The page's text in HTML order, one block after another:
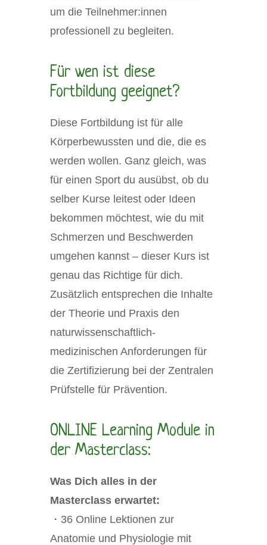
um die Teilnehmer:innen
professionell zu begleiten.
Für wen ist diese
Fortbildung geeignet?
Diese Fortbildung ist für alle
Körperbewussten und die, die es
werden wollen. Ganz gleich, was
für einen Sport du ausübst, ob du
selber Kurse leitest oder Ideen
bekommen möchtest, wie du mit
Schmerzen und Beschwerden
umgehen kannst – dieser Kurs ist
genau das Richtige für dich.
Zusätzlich entsprechen die Inhalte
der Theorie und Praxis den
naturwissenschaftlich-
medizinischen Anforderungen für
die Zertifizierung bei der Zentralen
Prüfstelle für Prävention.
ONLINE Learning Module in
der Masterclass:
Was Dich alles in der
Masterclass erwartet:
・36 Online Lektionen zur
Anatomie und Physiologie mit